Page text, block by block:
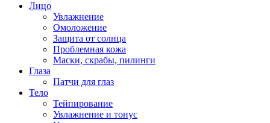
Лицо
Увлажнение
Омоложение
Защита от солнца
Проблемная кожа
Маски, скрабы, пилинги
Глаза
Патчи для глаз
Тело
Тейпирование
Увлажнение и тонус